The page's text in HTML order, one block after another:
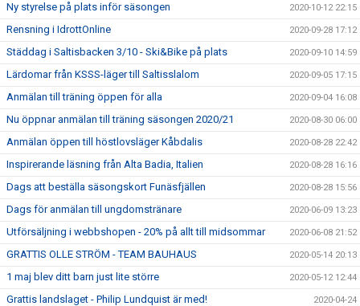
Ny styrelse på plats inför säsongen 2020-10-12 22:15
Rensning i IdrottOnline 2020-09-28 17:12
Städdag i Saltisbacken 3/10 - Ski&Bike på plats 2020-09-10 14:59
Lärdomar från KSSS-läger till Saltisslalom 2020-09-05 17:15
Anmälan till träning öppen för alla 2020-09-04 16:08
Nu öppnar anmälan till träning säsongen 2020/21 2020-08-30 06:00
Anmälan öppen till höstlovsläger Kåbdalis 2020-08-28 22:42
Inspirerande läsning från Alta Badia, Italien 2020-08-28 16:16
Dags att beställa säsongskort Funäsfjällen 2020-08-28 15:56
Dags för anmälan till ungdomstränare 2020-06-09 13:23
Utförsäljning i webbshopen - 20% på allt till midsommar 2020-06-08 21:52
GRATTIS OLLE STRÖM - TEAM BAUHAUS 2020-05-14 20:13
1 maj blev ditt barn just lite större 2020-05-12 12:44
Grattis landslaget - Philip Lundquist är med! 2020-04-24